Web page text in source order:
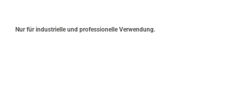
Nur für industrielle und professionelle Verwendung.